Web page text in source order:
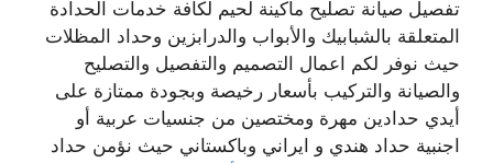
تفصيل صيانة تصليح ماكينة لحيم لكافة خدمات الحدادة
المتعلقة بالشبابيك والأبواب والدرابزين وحداد المظلات
حيث نوفر لكم اعمال التصميم والتفصيل والتصليح
والصيانة والتركيب بأسعار رخيصة وبجودة ممتازة على
أيدي حدادين مهرة ومختصين من جنسيات عربية أو
اجنبية حداد هندي و ايراني وباكستاني حيث نؤمن حداد